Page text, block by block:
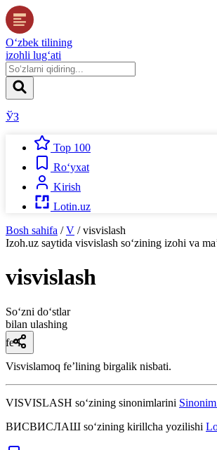
O‘zbek tilining
izohli lug‘ati
ЎЗ
Top 100
Ro‘yxat
Kirish
Lotin.uz
Bosh sahifa / V / visvislash
Izoh.uz saytida visvislash so‘zining izohi va
visvislash
So‘zni do‘stlar
bilan ulashing
fe’l
Visvislamoq feʼlining birgalik nisbati.
VISVISLASH so‘zining sinonimlarini
ВИСВИСЛАШ so‘zining kirillcha yozilishi